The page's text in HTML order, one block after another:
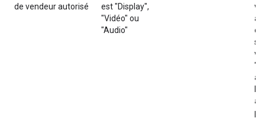
de vendeur autorisé
est "Display",
"Vidéo" ou
"Audio"
et